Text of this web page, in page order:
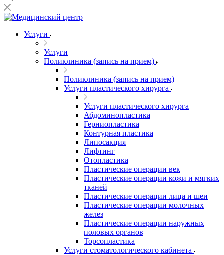
Услуги
Услуги
Поликлиника (запись на прием)
Поликлиника (запись на прием)
Услуги пластического хирурга
Услуги пластического хирурга
Абдоминопластика
Герниопластика
Контурная пластика
Липосакция
Лифтинг
Отопластика
Пластические операции век
Пластические операции кожи и мягких
тканей
Пластические операции лица и шеи
Пластические операции молочных
желез
Пластические операции наружных
половых органов
Торсопластика
Услуги стоматологического кабинета